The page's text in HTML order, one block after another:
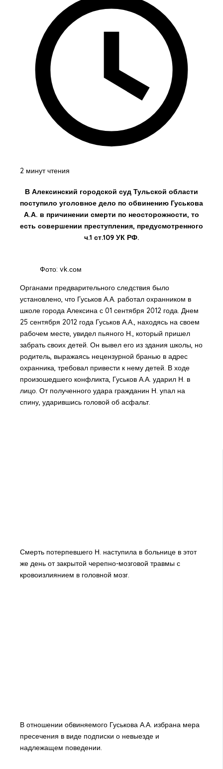
2 минут чтения
В Алексинский городской суд Тульской области
поступило уголовное дело по обвинению Гуськова
А.А. в причинении смерти по неосторожности, то
есть совершении преступления, предусмотренного
ч.1 ст.109 УК РФ.
Фото: vk.сом
Органами предварительного следствия было
установлено, что Гуськов А.А. работал охранником в
школе города Алексина с 01 сентября 2012 года. Днем
25 сентября 2012 года Гуськов А.А., находясь на своем
рабочем месте, увидел пьяного Н., который пришел
забрать своих детей. Он вывел его из здания школы, но
родитель, выражаясь нецензурной бранью в адрес
охранника, требовал привести к нему детей. В ходе
произошедшего конфликта, Гуськов А.А. ударил Н. в
лицо. От полученного удара гражданин Н. упал на
спину, ударившись головой об асфальт.
Смерть потерпевшего Н. наступила в больнице в этот
же день от закрытой черепно-мозговой травмы с
кровоизлиянием в головной мозг.
В отношении обвиняемого Гуськова А.А. избрана мера
пресечения в виде подписки о невыезде и
надлежащем поведении.